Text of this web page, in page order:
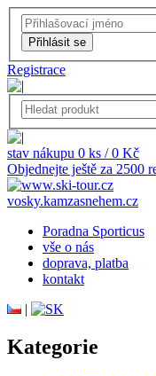
Registrace
stav nákupu 0 ks / 0 Kč
Objednejte ještě za 2500
vosky.kamzasnehem.cz
Poradna Sporticus
vše o nás
doprava, platba
kontakt
|
Kategorie